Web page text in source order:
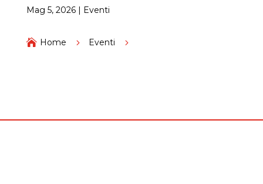
Mag 5, 2026| Eventi
 Home 5 Eventi 5